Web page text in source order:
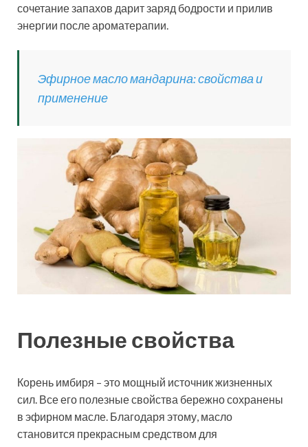
сочетание запахов дарит заряд бодрости и прилив
энергии после ароматерапии.
Эфирное масло мандарина: свойства и
применение
Полезные свойства
Корень имбиря – это мощный источник жизненных
сил. Все его полезные свойства бережно сохранены
в эфирном масле. Благодаря этому, масло
становится прекрасным средством для